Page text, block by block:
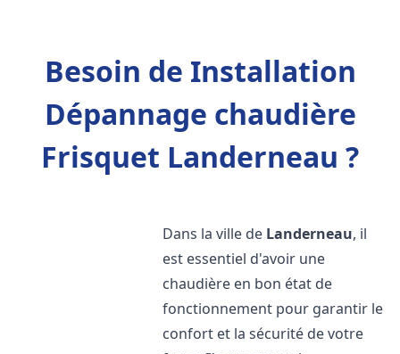
Besoin de Installation
Dépannage chaudière
Frisquet Landerneau ?
Dans la ville de Landerneau, il
est essentiel d'avoir une
chaudière en bon état de
fonctionnement pour garantir le
confort et la sécurité de votre